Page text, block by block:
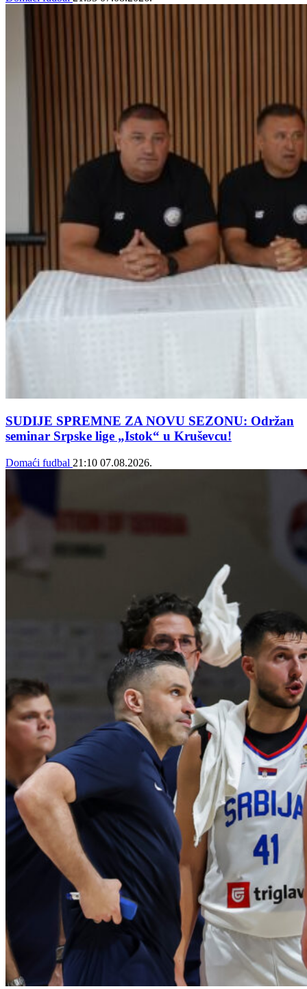
SUDIJE SPREMNE ZA NOVU SEZONU: Održan
seminar Srpske lige „Istok“ u Kruševcu!
Domaći fudbal 21:10 07.08.2026.